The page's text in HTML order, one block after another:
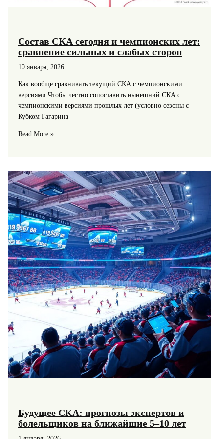
Состав СКА сегодня и чемпионских лет:
сравнение сильных и слабых сторон
10 января, 2026
Как вообще сравнивать текущий СКА с чемпионскими
версиями Чтобы честно сопоставить нынешний СКА с
чемпионскими версиями прошлых лет (условно сезоны с
Кубком Гагарина —
Состав
чемпионских
лет:
сравнение
сильных
и
слабых
сторон
Read More »
Будущее СКА: прогнозы экспертов и
болельщиков на ближайшие 5–10 лет